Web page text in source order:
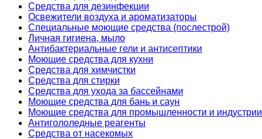
Средства для дезинфекции
Освежители воздуха и ароматизаторы
Специальные моющие средства (послестрой)
Личная гигиена, мыло
Антибактериальные гели и антисептики
Моющие средства для кухни
Средства для химчистки
Средства для стирки
Средства для ухода за бассейнами
Моющие средства для бань и саун
Моющие средства для промышленности и индустрии
Антигололедные реагенты
Средства от насекомых